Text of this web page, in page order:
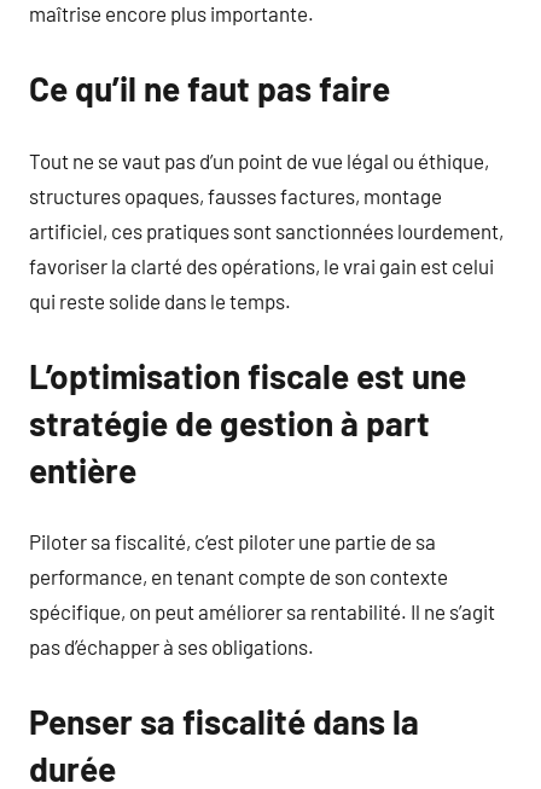
maîtrise encore plus importante.
Ce qu’il ne faut pas faire
Tout ne se vaut pas d’un point de vue légal ou éthique,
structures opaques, fausses factures, montage
artificiel, ces pratiques sont sanctionnées lourdement,
favoriser la clarté des opérations, le vrai gain est celui
qui reste solide dans le temps.
L’optimisation fiscale est une
stratégie de gestion à part
entière
Piloter sa fiscalité, c’est piloter une partie de sa
performance, en tenant compte de son contexte
spécifique, on peut améliorer sa rentabilité. Il ne s’agit
pas d’échapper à ses obligations.
Penser sa fiscalité dans la
durée